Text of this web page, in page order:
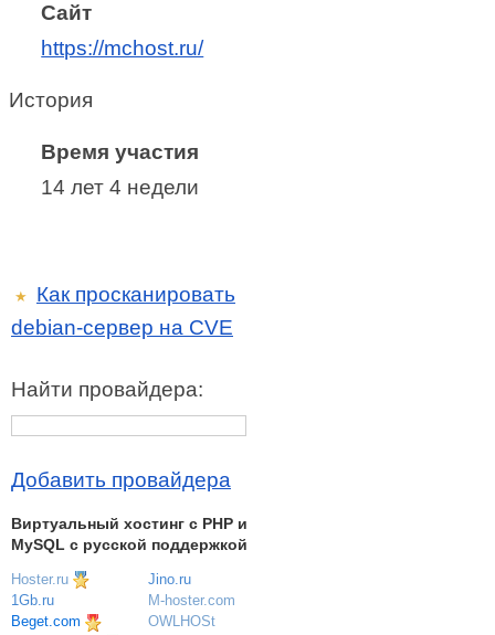
Сайт
https://mchost.ru/
История
Время участия
14 лет 4 недели
★
Как просканировать
debian-сервер на CVE
Найти провайдера:
Добавить провайдера
Виртуальный хостинг c PHP и
MySQL с русской поддержкой
Hoster.ru
1Gb.ru
Beget.com
Jino.ru
M-hoster.com
OWLHOSt